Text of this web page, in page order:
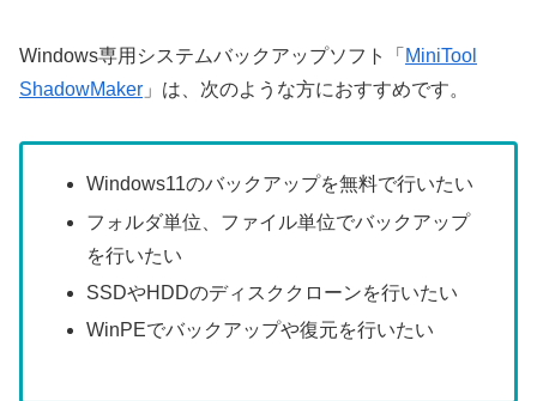
Windows専用システムバックアップソフト「 MiniTool
ShadowMaker 」は、次のような方におすすめです。
Windows11のバックアップを無料で行いたい
フォルダ単位、ファイル単位でバックアップ
を行いたい
SSDやHDDのディスククローンを行いたい
WinPEでバックアップや復元を行いたい